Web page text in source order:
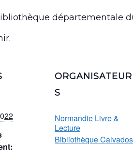
départementale
ORGANISATEUR
S
Normandie Livre &
Lecture
Bibliothèque Calvados